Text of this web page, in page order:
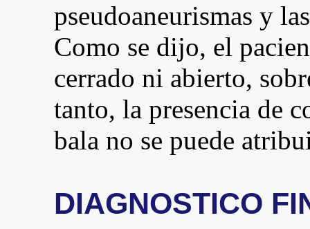
pseudoaneurismas y
Como se dijo, el
cerrado ni abierto,
tanto, la presencia de
bala no se puede
DIAGNOSTICO